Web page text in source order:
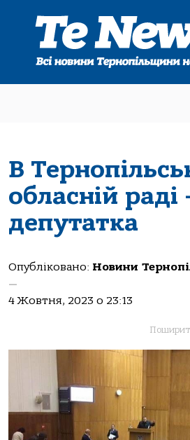
В
обласній раді
депутатка
Опубліковано: Новини
—
4 Жовтня, 2023 о 23:13